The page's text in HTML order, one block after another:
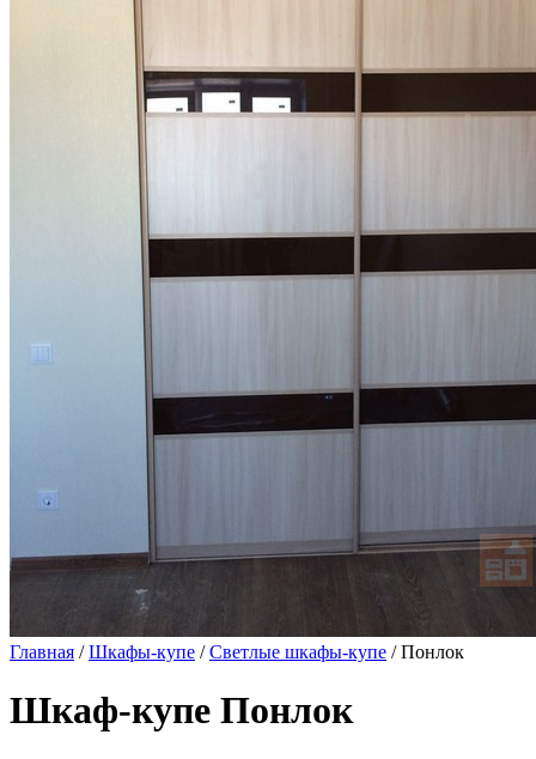
Главная /Шкафы-купе /Светлые шкафы-купе / Понлок
Шкаф-купе Понлок